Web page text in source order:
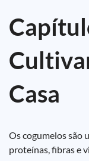
Casa
Os cogumelos são
proteínas, fibras e